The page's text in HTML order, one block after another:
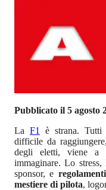
Pubblicato il 5 agosto
La F1
è strana. Tutti
difficile da
degli eletti, viene a
immaginare. Lo
sponsor, e
mestiere di pilota,